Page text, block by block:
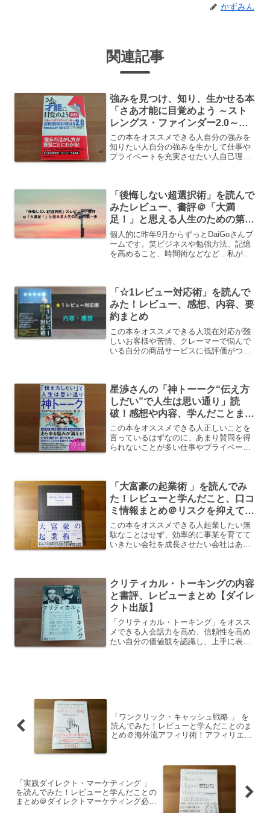
かずみん
関連記事
強みを見つけ、知り、生かせる本
「さあ才能に目覚めよう ～スト
レングス・ファインダー2.0～」
＠レビュー、感想、内容、学んだ
こと、口コミまとめ
この本をオススメできる人自分の強みを
知りたい人自分の強みを生かして仕事や
プライベートを充実させたい人自己理解
版 ストレングス・フ...
「後悔しない超選択術」を読んで
みたレビュー、書評＠「大満
足！」と思える人生のための第一
歩
個人的に昨年9月からずっとDaiGoさんブ
ームです。笑ビジネスや勉強方法、記憶
を高めること、時間術などなど…私が食
います。動画で...
「☆1レビュー対応術」を読んで
みた！レビュー、感想、内容、要
約まとめ
この本をオススメできる人現在対応が難
しいお客様や苦情、クレーマーで悩んで
いる自分の商品サービスに低評価がつい
星渉さんの「神トーーク“伝え方
しだい”で人生は思い通り」読
破！感想や内容、学んだことまと
め
この本をオススメできる人正しいことを
言っているはずなのに、あまり賛同を得
られないことが多い仕事やプライベート
伝わらず悔しい思いをよく...
「大富豪の起業術 」を読んでみ
た！レビューと学んだこと、口コ
ミ情報まとめ＠リスクを抑えて起
業！効率的に会社を育てる方法と
は
この本をオススメできる人起業したい無
駄なことはせず、効率的に事業を育てて
いきたい会社を成長させたい会社はある
なければ書き込み、折り...
クリティカル・トーキングの内容
と書評、レビューまとめ【ダイレ
クト出版】
「クリティカル・トーキング」をオスス
メできる人会話力を高め、信頼性を高め
たい自分の価値観を認識し、上手に表現
「ワンクリック・キャッシュ戦略 」 を
読んでみた！レビューと学んだことのま
とめ＠海外流アフィリ術！アフィリエイ
「実践ダイレクト・マーケティング 」
を読んでみた！レビューと学んだことの
まとめ＠ダイレクトマーケティング必読